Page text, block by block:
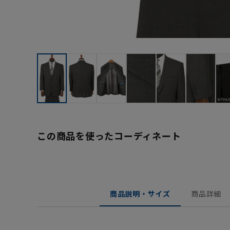
この商品を使ったコーディネート
商品説明・サイズ 商品詳細